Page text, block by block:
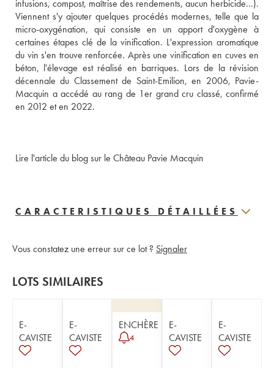
infusions, compost, maîtrise des rendements, aucun herbicide...).
Viennent s'y ajouter quelques procédés modernes, telle que la
micro-oxygénation, qui consiste en un apport d'oxygène à
certaines étapes clé de la vinification. L'expression aromatique
du vin s'en trouve renforcée. Après une vinification en cuves en
béton, l'élevage est réalisé en barriques. Lors de la révision
décennale du Classement de Saint-Emilion, en 2006, Pavie-
Macquin a accédé au rang de 1er grand cru classé, confirmé
en 2012 et en 2022.
Lire l'article du blog sur le Château Pavie Macquin
CARACTERISTIQUES DÉTAILLÉES
Vous constatez une erreur sur ce lot ? Signaler
LOTS SIMILAIRES
E-
CAVISTE
E-
CAVISTE
ENCHÈRE
4
E-
CAVISTE
E-
CAVISTE